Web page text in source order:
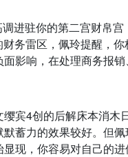
进驻你的第二宫财帛
务雷区，佩玲提醒，
影响，在处理商务报
宾4创的后解床本消
蓄力的效果较好。但
现，你容易对自己的